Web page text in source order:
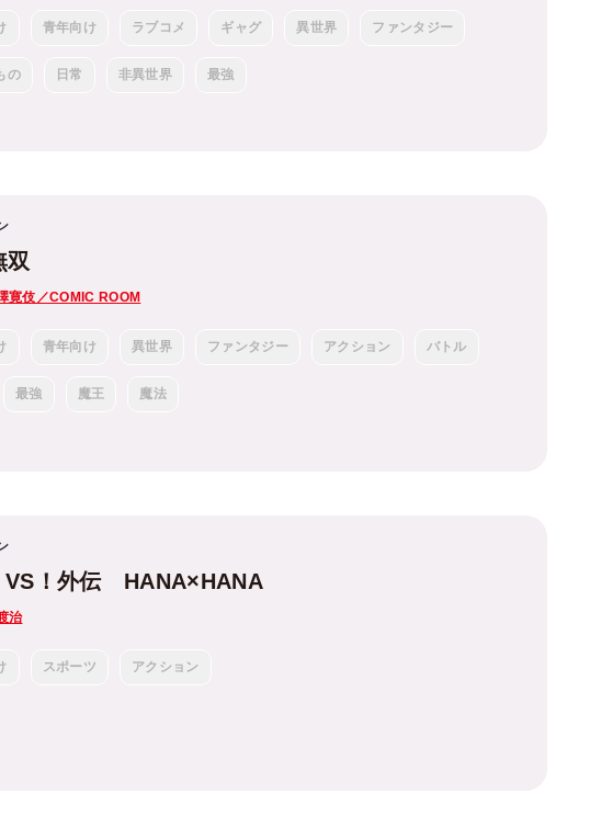
青年向け ラブコメ ギャグ 異世界 ファンタジー
の 日常 非異世界 最強
双
寛伎／COMIC ROOM
青年向け 異世界 ファンタジー アクション バトル
最強 魔王 魔法
VS！外伝 HANA×HANA
治
スポーツ アクション